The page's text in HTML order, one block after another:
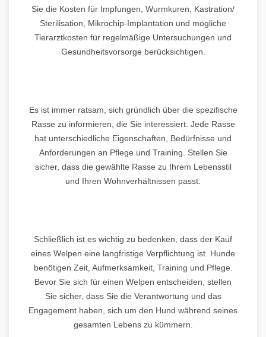
Sie die Kosten für Impfungen, Wurmkuren, Kastration/
Sterilisation, Mikrochip-Implantation und mögliche
Tierarztkosten für regelmäßige Untersuchungen und
Gesundheitsvorsorge berücksichtigen.
Es ist immer ratsam, sich gründlich über die spezifische
Rasse zu informieren, die Sie interessiert. Jede Rasse
hat unterschiedliche Eigenschaften, Bedürfnisse und
Anforderungen an Pflege und Training. Stellen Sie
sicher, dass die gewählte Rasse zu Ihrem Lebensstil
und Ihren Wohnverhältnissen passt.
Schließlich ist es wichtig zu bedenken, dass der Kauf
eines Welpen eine langfristige Verpflichtung ist. Hunde
benötigen Zeit, Aufmerksamkeit, Training und Pflege.
Bevor Sie sich für einen Welpen entscheiden, stellen
Sie sicher, dass Sie die Verantwortung und das
Engagement haben, sich um den Hund während seines
gesamten Lebens zu kümmern.